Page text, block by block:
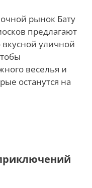
рынок Бату
предлагают
вкусной уличной
веселья и
останутся на